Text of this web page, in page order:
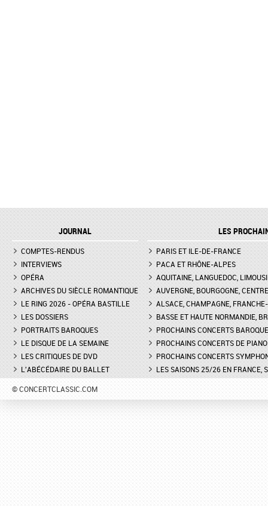
JOURNAL
COMPTES-RENDUS
INTERVIEWS
OPÉRA
ARCHIVES DU SIÈCLE ROMANTIQUE
LE RING 2026 - OPÉRA BASTILLE
LES DOSSIERS
PORTRAITS BAROQUES
LE DISQUE DE LA SEMAINE
LES CRITIQUES DE DVD
L'ABÉCÉDAIRE DU BALLET
LES
PARIS ET ILE-DE-FRANCE
PACA ET RHÔNE-ALPES
AQUITAINE, LANGUEDOC,
AUVERGNE, BOURGOGNE, CENTRE
ALSACE, CHAMPAGNE,
BASSE ET HAUTE NORMANDIE,
PROCHAINS CONCERTS
PROCHAINS CONCERTS DE PIANO
PROCHAINS CONCERTS
LES SAISONS 25/26 EN FRANCE,
© CONCERTCLASSIC.COM